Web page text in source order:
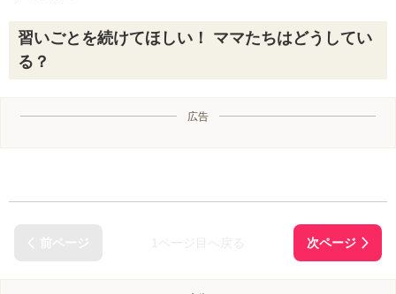
習いごとを続けてほしい！ ママたちはどうしてい
る？
広告